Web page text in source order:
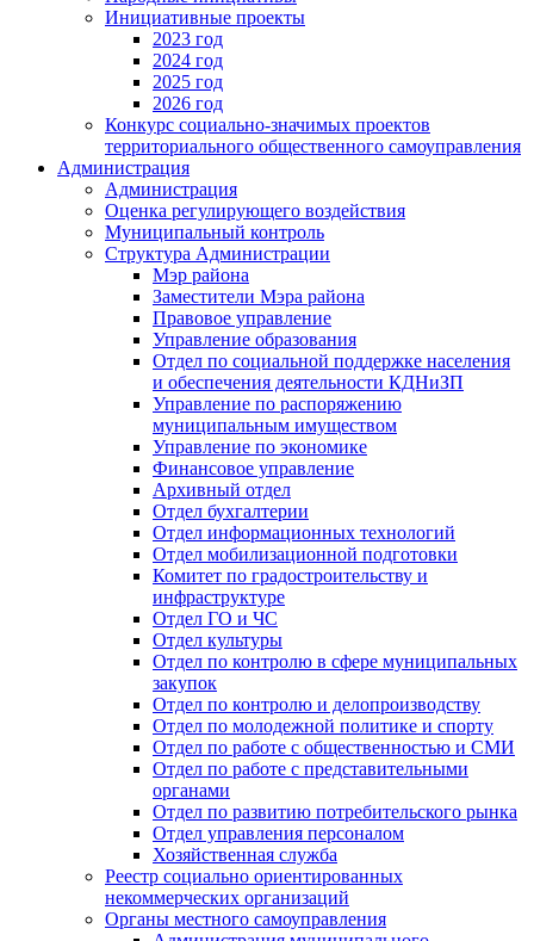
Инициативные проекты
2023 год
2024 год
2025 год
2026 год
Конкурс социально-значимых проектов
территориального общественного самоуправления
Администрация
Администрация
Оценка регулирующего воздействия
Муниципальный контроль
Структура Администрации
Мэр района
Заместители Мэра района
Правовое управление
Управление образования
Отдел по социальной поддержке населения
и обеспечения деятельности КДНиЗП
Управление по распоряжению
муниципальным имуществом
Управление по экономике
Финансовое управление
Архивный отдел
Отдел бухгалтерии
Отдел информационных технологий
Отдел мобилизационной подготовки
Комитет по градостроительству и
инфраструктуре
Отдел ГО и ЧС
Отдел культуры
Отдел по контролю в сфере муниципальных
закупок
Отдел по контролю и делопроизводству
Отдел по молодежной политике и спорту
Отдел по работе с общественностью и СМИ
Отдел по работе с представительными
органами
Отдел по развитию потребительского рынка
Отдел управления персоналом
Хозяйственная служба
Реестр социально ориентированных
некоммерческих организаций
Органы местного самоуправления